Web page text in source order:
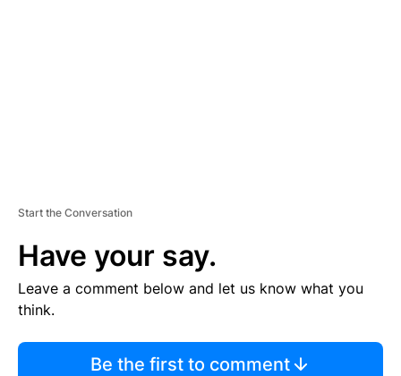
Start the Conversation
Have your say.
Leave a comment below and let us know what you
think.
Be the first to comment